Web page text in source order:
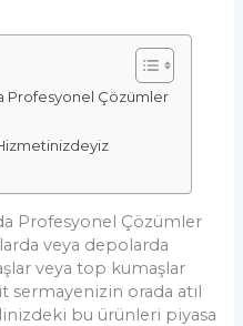
Profesyonel Çözümler
Profesyonel Çözümler
veya depolarda
veya top kumaşlar
orada atıl
bu ürünleri piyasa